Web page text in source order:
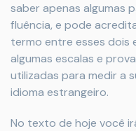
saber apenas algumas
fluência, e pode
termo entre esses dois
algumas escalas e
utilizadas para medir a
idioma estrangeiro.
No texto de hoje você